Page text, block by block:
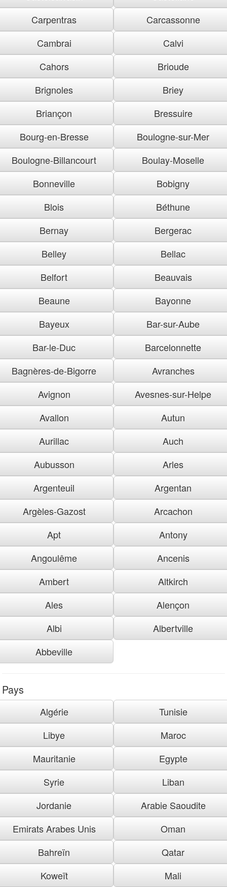
Carpentras
Carcassonne
Cambrai
Calvi
Cahors
Brioude
Brignoles
Briey
Briançon
Bressuire
Bourg-en-Bresse
Boulogne-sur-Mer
Boulogne-Billancourt
Boulay-Moselle
Bonneville
Bobigny
Blois
Béthune
Bernay
Bergerac
Belley
Bellac
Belfort
Beauvais
Beaune
Bayonne
Bayeux
Bar-sur-Aube
Bar-le-Duc
Barcelonnette
Bagnères-de-Bigorre
Avranches
Avignon
Avesnes-sur-Helpe
Avallon
Autun
Aurillac
Auch
Aubusson
Arles
Argenteuil
Argentan
Argèles-Gazost
Arcachon
Apt
Antony
Angoulême
Ancenis
Ambert
Altkirch
Ales
Alençon
Albi
Albertville
Abbeville
Pays
Algérie
Tunisie
Libye
Maroc
Mauritanie
Egypte
Syrie
Liban
Jordanie
Arabie Saoudite
Emirats Arabes Unis
Oman
Bahreïn
Qatar
Koweït
Mali